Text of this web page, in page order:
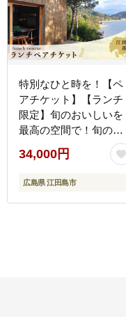
特別なひと時を！【ペ
アチケット】【ランチ
限定】旬のおいしいを
最高の空間で！旬の江
田島食材を集めてつく
るコース料理＜
Bricolage17＞江田島市
34,000円
広島県 江田島市